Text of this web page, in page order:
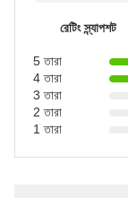
রেটিং স্ন্যাপশট
5 তারা
4 তারা
3 তারা
2 তারা
1 তারা